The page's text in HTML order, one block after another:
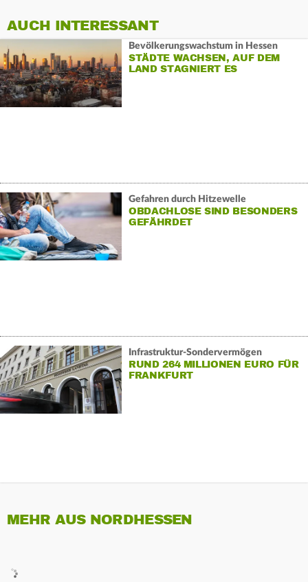
AUCH INTERESSANT
Bevölkerungswachstum in Hessen
STÄDTE WACHSEN, AUF DEM
LAND STAGNIERT ES
Gefahren durch Hitzewelle
OBDACHLOSE SIND BESONDERS
GEFÄHRDET
Infrastruktur-Sondervermögen
RUND 264 MILLIONEN EURO FÜR
FRANKFURT
MEHR AUS NORDHESSEN